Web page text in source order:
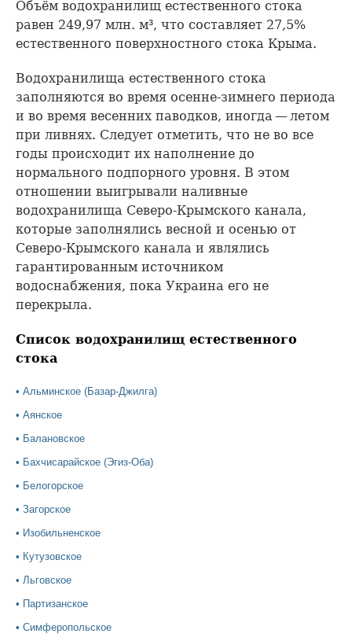
Объём водохранилищ естественного стока
равен 249,97 млн. м³, что составляет 27,5%
естественного поверхностного стока Крыма.
Водохранилища естественного стока
заполняются во время осенне-зимнего периода
и во время весенних паводков, иногда — летом
при ливнях. Следует отметить, что не во все
годы происходит их наполнение до
нормального подпорного уровня. В этом
отношении выигрывали наливные
водохранилища Северо-Крымского канала,
которые заполнялись весной и осенью от
Северо-Крымского канала и являлись
гарантированным источником
водоснабжения, пока Украина его не
перекрыла.
Список водохранилищ естественного
стока
• Альминское (Базар-Джилга)
• Аянское
• Балановское
• Бахчисарайское (Эгиз-Оба)
• Белогорское
• Загорское
• Изобильненское
• Кутузовское
• Льговское
• Партизанское
• Симферопольское